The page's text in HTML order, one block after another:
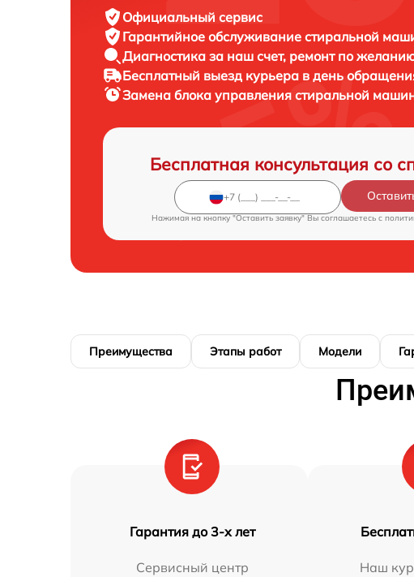
Официальный сервис
Гарантийное обслуживание стиральной
Диагностика за наш счет, ремонт по
Бесплатный выезд курьера в день
Замена блока управления стиральной
Бесплатная консультация со
Нажимая на кнопку "Оставить заявку" Вы соглашаетесь c
Преимущества Этапы работ Модели
Гарантия до 3-х лет
Сервисный центр
Наш